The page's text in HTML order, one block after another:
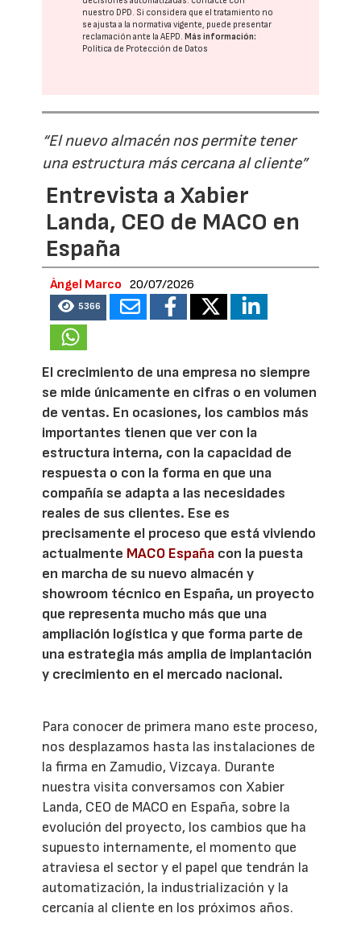
nuestro DPD. Si considera que el tratamiento no
se ajusta a la normativa vigente, puede presentar
reclamación ante laAEPD.Más información:
Política de Protección de Datos
“El nuevo almacén nos permite tener
una estructura más cercana al cliente”
Entrevista a Xabier
Landa, CEO de MACO en
España
Àngel Marco 20/07/2026
5366
El crecimiento de una empresa no siempre
se mide únicamente en cifras o en volumen
de ventas. En ocasiones, los cambios más
importantes tienen que ver con la
estructura interna, con la capacidad de
respuesta o con la forma en que una
compañía se adapta a las necesidades
reales de sus clientes. Ese es
precisamente el proceso que está viviendo
actualmente MACO España con la puesta
en marcha de su nuevo almacén y
showroom técnico en España, un proyecto
que representa mucho más que una
ampliación logística y que forma parte de
una estrategia más amplia de implantación
y crecimiento en el mercado nacional.
Para conocer de primera mano este proceso,
nos desplazamos hasta las instalaciones de
la firma en Zamudio, Vizcaya. Durante
nuestra visita conversamos con Xabier
Landa, CEO de MACO en España, sobre la
evolución del proyecto, los cambios que ha
supuesto internamente, el momento que
atraviesa el sector y el papel que tendrán la
automatización, la industrialización y la
cercanía al cliente en los próximos años.